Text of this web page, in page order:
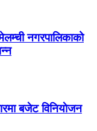
नगरपालिकाको
बजेट विनियाेजन